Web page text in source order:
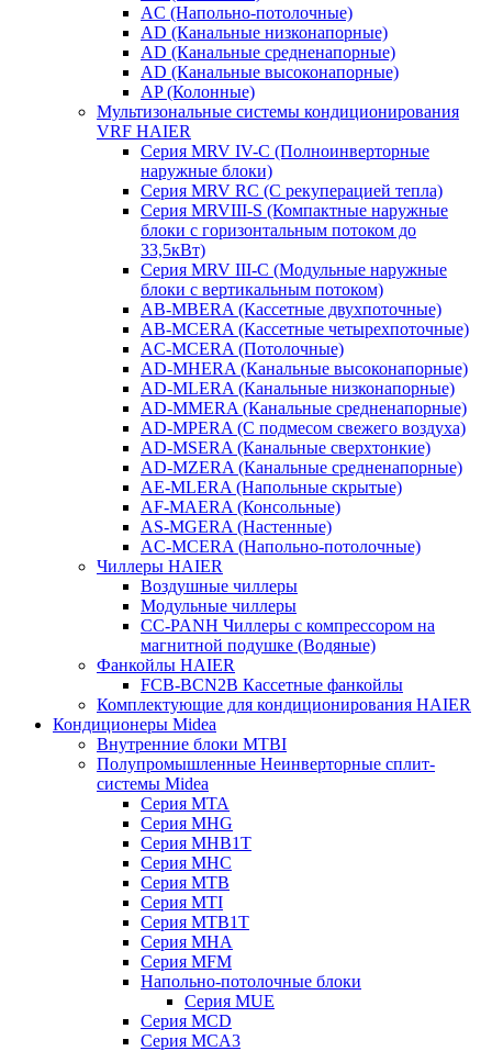
AC (Напольно-потолочные)
AD (Канальные низконапорные)
AD (Канальные средненапорные)
AD (Канальные высоконапорные)
AP (Колонные)
Мультизональные системы кондиционирования
VRF HAIER
Серия MRV IV-C (Полноинверторные
наружные блоки)
Серия MRV RC (С рекуперацией тепла)
Серия MRVIII-S (Компактные наружные
блоки с горизонтальным потоком до
33,5кВт)
Серия MRV III-C (Модульные наружные
блоки с вертикальным потоком)
AB-MBERA (Кассетные двухпоточные)
AB-MCERA (Кассетные четырехпоточные)
AС-MСERA (Потолочные)
AD-MHERA (Канальные высоконапорные)
AD-MLERA (Канальные низконапорные)
AD-MMERA (Канальные средненапорные)
AD-MPERA (С подмесом свежего воздуха)
AD-MSERA (Канальные сверхтонкие)
AD-MZERA (Канальные средненапорные)
AE-MLERA (Напольные скрытые)
AF-MAERA (Консольные)
AS-MGERA (Настенные)
AС-MСERA (Напольно-потолочные)
Чиллеры HAIER
Воздушные чиллеры
Модульные чиллеры
CC-PANH Чиллеры с компрессором на
магнитной подушке (Водяные)
Фанкойлы HAIER
FCB-BCN2B Кассетные фанкойлы
Комплектующие для кондиционирования HAIER
Кондиционеры Midea
Внутренние блоки MTBI
Полупромышленные Неинверторные сплит-
системы Midea
Серия MTA
Серия MHG
Серия MHB1T
Серия MHC
Серия MTB
Серия MTI
Серия MTB1T
Серия MHA
Серия MFM
Напольно-потолочные блоки
Серия MUE
Серия MCD
Серия MCA3